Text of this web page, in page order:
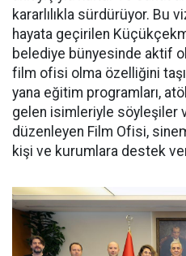
kararlılıkla sürdürüyor. Bu
hayata geçirilen
belediye bünyesinde aktif
film ofisi olma özelliğini
yana eğitim programları,
gelen isimleriyle söyleşiler
düzenleyen Film Ofisi,
kişi ve kurumlara destek